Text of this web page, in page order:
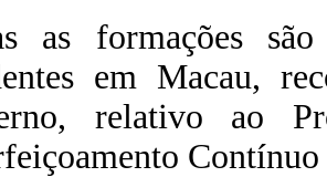
as formações
em Macau,
relativo ao
Contínuo